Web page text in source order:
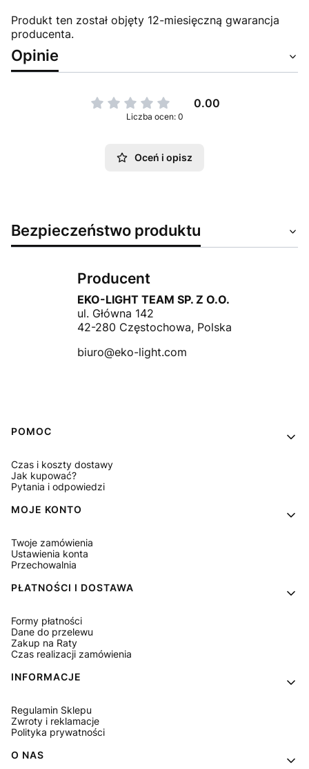
Produkt ten został objęty 12-miesięczną gwarancja
producenta.
Opinie
0.00
Liczba ocen: 0
Oceń i opisz
Bezpieczeństwo produktu
Producent
EKO-LIGHT TEAM SP. Z O.O.
ul. Główna 142
42-280 Częstochowa, Polska
biuro@eko-light.com
Linki w stopce
POMOC
Czas i koszty dostawy
Jak kupować?
Pytania i odpowiedzi
MOJE KONTO
Twoje zamówienia
Ustawienia konta
Przechowalnia
PŁATNOŚCI I DOSTAWA
Formy płatności
Dane do przelewu
Zakup na Raty
Czas realizacji zamówienia
INFORMACJE
Regulamin Sklepu
Zwroty i reklamacje
Polityka prywatności
O NAS